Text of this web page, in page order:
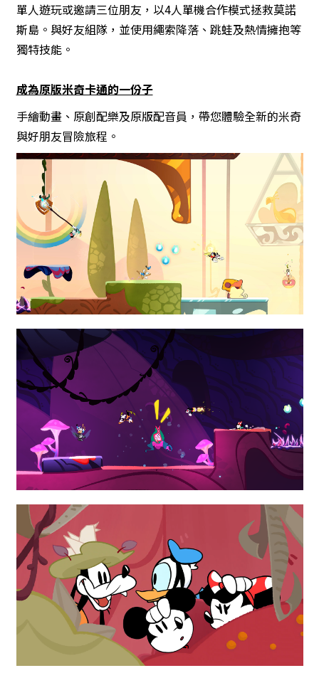
單人遊玩或邀請三位朋友，以4人單機合作模式拯救莫諾
斯島。與好友組隊，並使用繩索降落、跳蛙及熱情擁抱等
獨特技能。
成為原版米奇卡通的一份子
手繪動畫、原創配樂及原版配音員，帶您體驗全新的米奇
與好朋友冒險旅程。